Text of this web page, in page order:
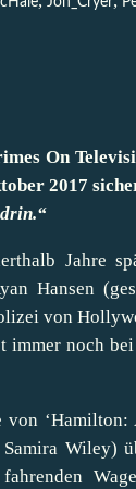
On
2017
Jahre
Hansen
von
immer noch bei
‘Hamilton:
Wiley)